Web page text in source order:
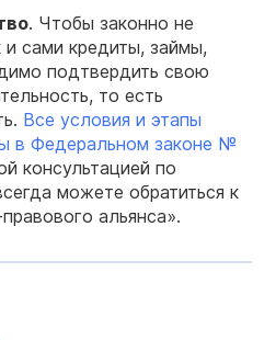
. Чтобы законно не
и сами кредиты, займы,
подтвердить свою
то есть
Все условия и этапы
в Федеральном законе №
консультацией по
можете обратиться к
альянса».